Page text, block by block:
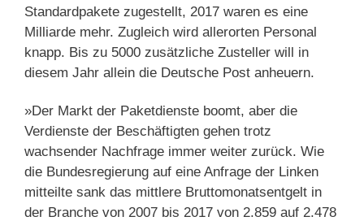
Standardpakete zugestellt, 2017 waren es eine
Milliarde mehr. Zugleich wird allerorten Personal
knapp. Bis zu 5000 zusätzliche Zusteller will in
diesem Jahr allein die Deutsche Post anheuern.
»Der Markt der Paketdienste boomt, aber die
Verdienste der Beschäftigten gehen trotz
wachsender Nachfrage immer weiter zurück. Wie
die Bundesregierung auf eine Anfrage der Linken
mitteilte sank das mittlere Bruttomonatsentgelt in
der Branche von 2007 bis 2017 von 2.859 auf 2.478